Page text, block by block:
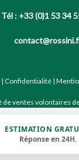
Tél : +33 (0)1 53 34
| Confidentialité |
de ventes volontaires
Site conçu par notre
ESTIMATION
Réponse en 24H.